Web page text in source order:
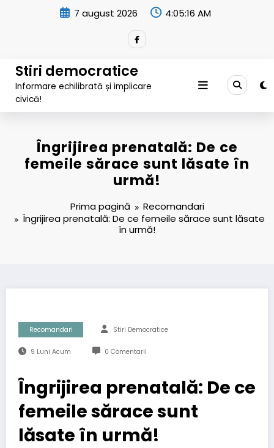
7 august 2026 4:05:17 AM
Stiri democratice
Informare echilibrată și implicare
civică!
Îngrijirea prenatală: De ce
femeile sărace sunt lăsate în
urmă!
Prima pagină
Recomandari
Îngrijirea prenatală: De ce femeile sărace sunt lăsate
în urmă!
Recomandari Stiri Democratice
9 Luni Acum 0 Comentarii
Îngrijirea prenatală: De ce
femeile sărace sunt
lăsate în urmă!